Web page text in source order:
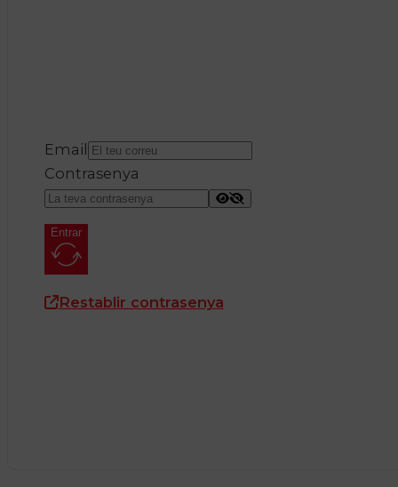
Email
Contrasenya
Entrar
Restablir contrasenya